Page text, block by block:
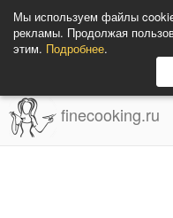
Мы используем файлы
рекламы. Продолжая
этим. Подробнее.
finecooking.ru